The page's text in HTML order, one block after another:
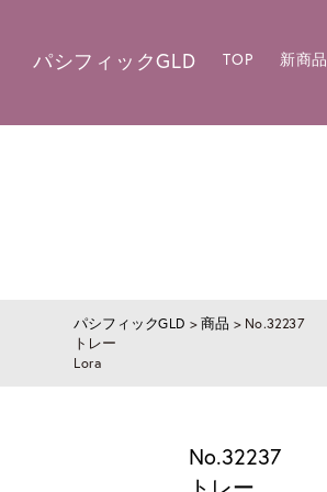
パシフィックGLD TOP 新商品
パシフィックGLD >商品 > No.32237
トレー
Lora
No.32237